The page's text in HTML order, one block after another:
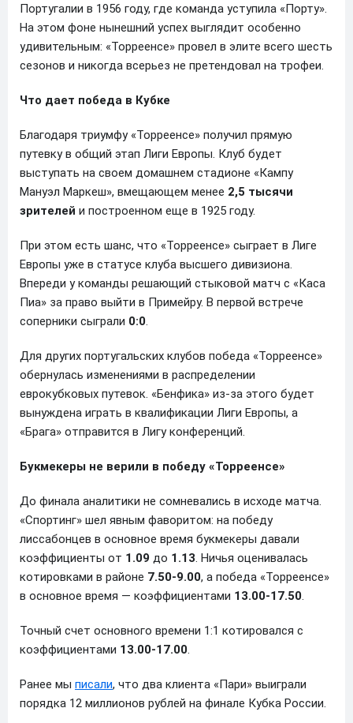
Португалии в 1956 году, где команда уступила «Порту».
На этом фоне нынешний успех выглядит особенно
удивительным: «Торреенсе» провел в элите всего шесть
сезонов и никогда всерьез не претендовал на трофеи.
Что дает победа в Кубке
Благодаря триумфу «Торреенсе» получил прямую
путевку в общий этап Лиги Европы. Клуб будет
выступать на своем домашнем стадионе «Кампу
Мануэл Маркеш», вмещающем менее 2,5 тысячи
зрителей и построенном еще в 1925 году.
При этом есть шанс, что «Торреенсе» сыграет в Лиге
Европы уже в статусе клуба высшего дивизиона.
Впереди у команды решающий стыковой матч с «Каса
Пиа» за право выйти в Примейру. В первой встрече
соперники сыграли 0:0.
Для других португальских клубов победа «Торреенсе»
обернулась изменениями в распределении
еврокубковых путевок. «Бенфика» из-за этого будет
вынуждена играть в квалификации Лиги Европы, а
«Брага» отправится в Лигу конференций.
Букмекеры не верили в победу «Торреенсе»
До финала аналитики не сомневались в исходе матча.
«Спортинг» шел явным фаворитом: на победу
лиссабонцев в основное время букмекеры давали
коэффициенты от 1.09 до 1.13. Ничья оценивалась
котировками в районе 7.50-9.00, а победа «Торреенсе»
в основное время — коэффициентами 13.00-17.50.
Точный счет основного времени 1:1 котировался с
коэффициентами 13.00-17.00.
Ранее мы писали, что два клиента «Пари» выиграли
порядка 12 миллионов рублей на финале Кубка России.